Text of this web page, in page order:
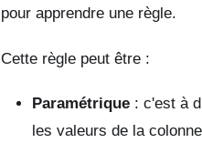
pour apprendre une règle.
Cette règle peut être :
Paramétrique : c'est à
les valeurs de la